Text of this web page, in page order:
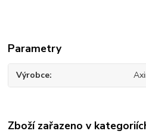
Parametry
Výrobce
Zboží zařazeno v